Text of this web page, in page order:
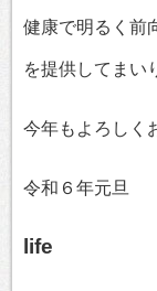
健康で明るく前
を提供してまい
今年もよろしく
令和６年元旦
life